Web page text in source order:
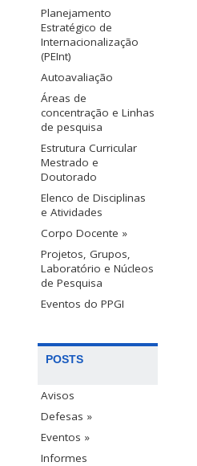
Planejamento
Estratégico de
Internacionalização
(PEInt)
Autoavaliação
Áreas de
concentração e Linhas
de pesquisa
Estrutura Curricular
Mestrado e
Doutorado
Elenco de Disciplinas
e Atividades
Corpo Docente »
Projetos, Grupos,
Laboratório e Núcleos
de Pesquisa
Eventos do PPGI
POSTS
Avisos
Defesas »
Eventos »
Informes